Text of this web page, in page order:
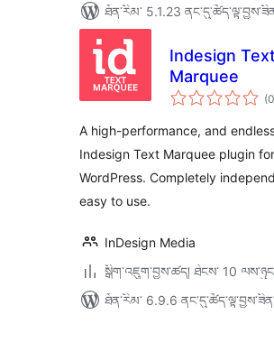
ཐོན་རིམ་ 5.1.23
Indesign Text
Marquee
(0
A high-performance, and
Indesign Text Marquee plugin for
WordPress. Completely
easy to use.
InDesign Media
སྒྲིག་འཇུག་བྱས་ཚད། ཐེངས་ 10
ཐོན་རིམ་ 6.9.6